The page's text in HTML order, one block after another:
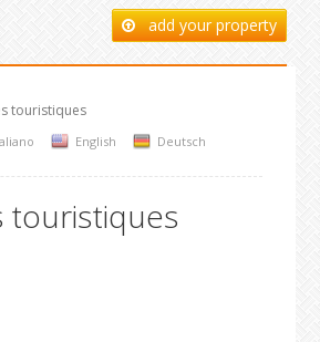
add your property
touristiques
English Deutsch
touristiques